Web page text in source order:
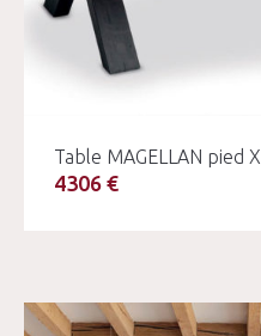
Table MAGELLAN pied X
4306 €